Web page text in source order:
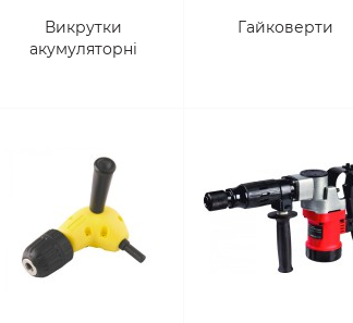
Викрутки
акумуляторні
Гайковерти